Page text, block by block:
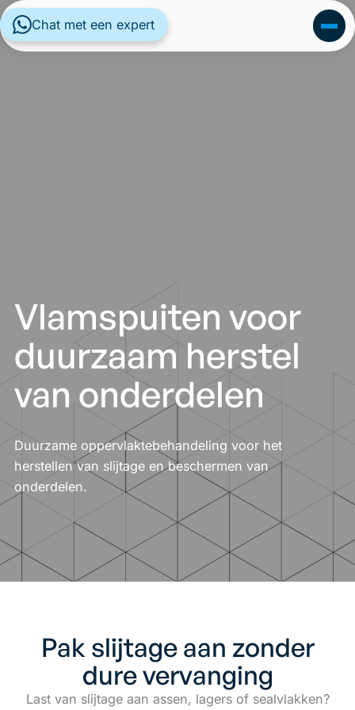
Vlamspuiten voor
duurzaam herstel
van onderdelen
Duurzame oppervlaktebehandeling voor het
herstellen van slijtage en beschermen van
onderdelen.
Pak slijtage aan zonder
dure vervanging
Last van slijtage aan assen, lagers of sealvlakken?
Chat met een expert